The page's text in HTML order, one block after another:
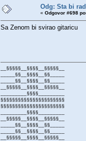
Odg: Sta bi
« Odgovor #698
Sa Zenom bi svirao gitaricu
__§§§§§__§§§§__§§§§§__
_____§§__§§§§__§§_____
_____§§__§§§§__§§_____
__§§§§§__§§§§__§§§§§__
_________§§§§_________
§§§§§§§§§§§§§§§§§§§§§§
§§§§§§§§§§§§§§§§§§§§§§
_________§§§§_________
__§§§§§__§§§§__§§§§§__
_____§§__§§§§__§§_____
_____§§__§§§§__§§_____
__§§§§§__§§§§__§§§§§__